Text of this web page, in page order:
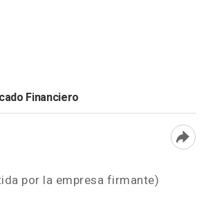
Financiero
por la empresa firmante)